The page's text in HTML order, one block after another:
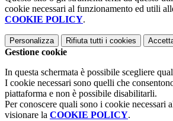
cookie necessari al funzionamento ed utili
COOKIE POLICY.
Personalizza Rifiuta tutti i cookies
Gestione cookie
In questa schermata è possibile scegliere
I cookie necessari sono quelli che
piattaforma e non è possibile disabilitarli.
Per conoscere quali sono i cookie necessari
visionare la COOKIE POLICY.